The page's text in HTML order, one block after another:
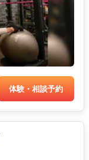
体験・相談予約